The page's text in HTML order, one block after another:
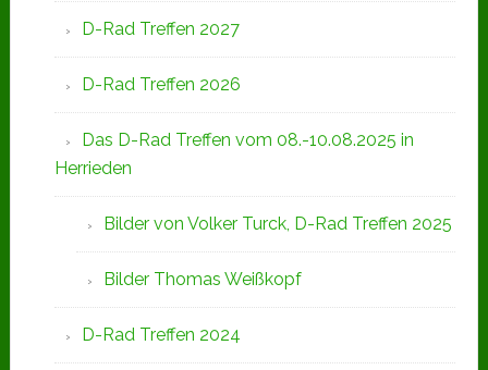
D-Rad Treffen 2027
D-Rad Treffen 2026
Das D-Rad Treffen vom 08.-10.08.2025 in
Herrieden
Bilder von Volker Turck, D-Rad Treffen 2025
Bilder Thomas Weißkopf
D-Rad Treffen 2024